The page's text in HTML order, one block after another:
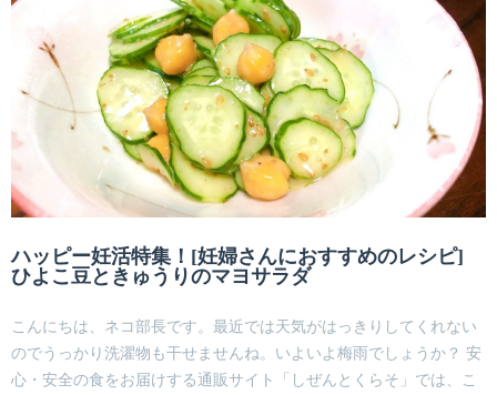
ハッピー妊活特集！[妊婦さんにおすすめのレシピ]
ひよこ豆ときゅうりのマヨサラダ
こんにちは、ネコ部長です。最近では天気がはっきりしてくれない
のでうっかり洗濯物も干せませんね。いよいよ梅雨でしょうか？ 安
心・安全の食をお届けする通販サイト「しぜんとくらそ」では、こ